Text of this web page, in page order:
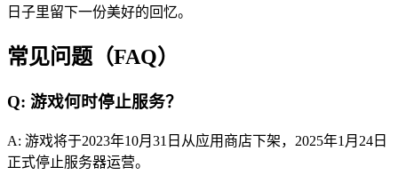
日子里留下一份美好的回忆。
常见问题（FAQ）
Q: 游戏何时停止服务？
A: 游戏将于2023年10月31日从应用商店下架，2025年1月24日
正式停止服务器运营。